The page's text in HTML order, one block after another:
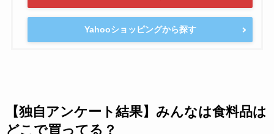
Yahooショッピングから探す
【独自アンケート結果】みんなは食料品は
どこで買ってる？